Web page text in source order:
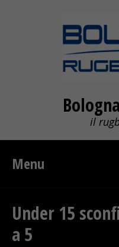
il
Menu
Under 15
a 5